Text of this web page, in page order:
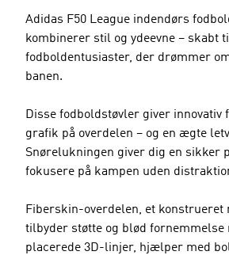
Adidas F50 League indendørs
kombinerer stil og ydeevne – skabt
fodboldentusiaster, der drømmer
banen.
Disse fodboldstøvler giver
grafik på overdelen – og en ægte
Snørelukningen giver dig en sikker
fokusere på kampen uden
Fiberskin-overdelen, et konstrueret
tilbyder støtte og blød fornemmelse
placerede 3D-linjer, hjælper med